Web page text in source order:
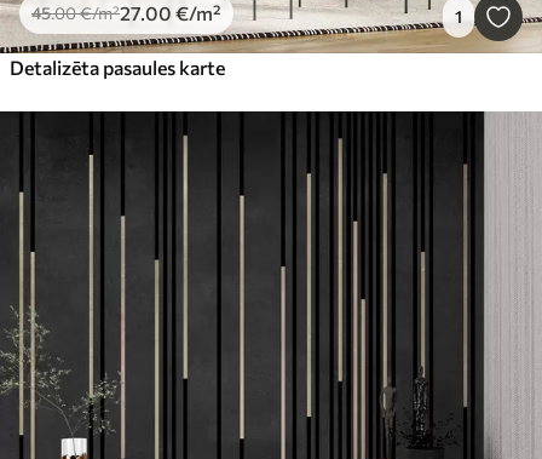
45.00€/m²27.00 €/m² 1
Detalizēta pasaules karte